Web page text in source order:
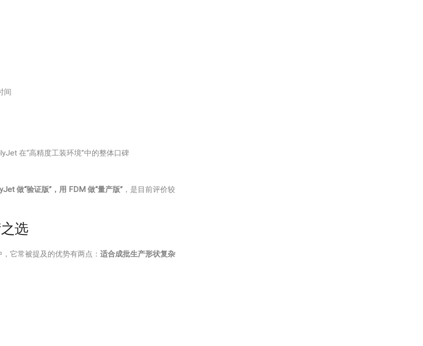
间
在“高精度工装环境”中的整体口碑
做“验证版”，用 FDM 做“量产版” ，是目前评价较
选
它常被提及的优势有两点： 适合成批生产形状复杂